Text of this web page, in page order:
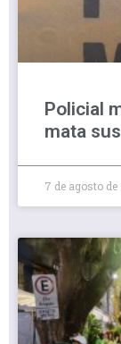
Policial
mata
7 de agosto de